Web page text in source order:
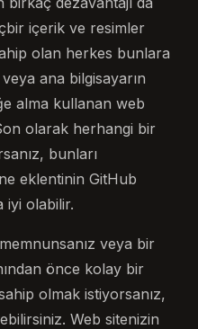
içerik ve resimler
olan herkes bunlara
ana bilgisayarın
alma kullanan web
olarak herhangi bir
bunları
eklentinin GitHub
iyi olabilir.
veya bir
önce kolay bir
olmak istiyorsanız,
Web sitenizin